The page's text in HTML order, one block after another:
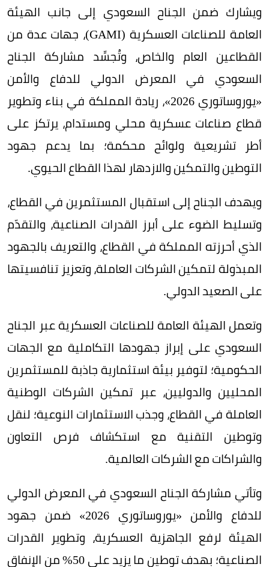
ويشارك ضمن الجناح السعودي إلى جانب الهيئة
العامة للصناعات العسكرية (GAMI)، جهات عدة من
القطاعين العام والخاص، وتُجسِّد مشاركة الجناح
السعودي في المعرض الدولي للدفاع والأمن
«يوروساتوري 2026»، ريادة المملكة في بناء وتطوير
قطاع صناعات عسكرية محلي ومستدام، يرتكز على
أطر تشريعية ولوائح محكمة؛ بما يدعم جهود
التوطين والتمكين والازدهار لهذا القطاع الحيوي.
ويهدف الجناح إلى استقبال المستثمرين في القطاع،
وتسليط الضوء على أبرز القدرات الصناعية، والتقدّم
الذي أحرزته المملكة في القطاع، والتعريف بالجهود
المبذولة لتمكين الشركات العاملة، وتعزيز تنافسيتها
على الصعيد الدولي.
وتعمل الهيئة العامة للصناعات العسكرية عبر الجناح
السعودي على إبراز جهودها التكاملية مع الجهات
الحكومية؛ لتوفير بيئة استثمارية جاذبة للمستثمرين
المحليين والدوليين، عبر تمكين الشركات الوطنية
العاملة في القطاع، وجذب الاستثمارات النوعية؛ لنقل
وتوطين التقنية مع استكشاف فرص التعاون
والشراكات مع الشركات العالمية.
وتأتي مشاركة الجناح السعودي في المعرض الدولي
للدفاع والأمن «يوروساتوري 2026» ضمن جهود
الهيئة لرفع الجاهزية العسكرية، وتطوير القدرات
الصناعية؛ بهدف توطين ما يزيد على 50% من الإنفاق